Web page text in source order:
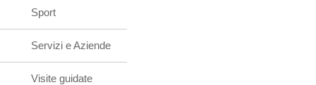
Sport
Servizi e Aziende
Visite guidate